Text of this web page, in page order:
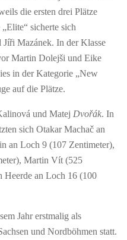
die ersten drei Plätze
sicherte sich
Mazánek. In der Klasse
Martin Dolejši und Eike
in der Kategorie „New
auf die Plätze.
und Matej Dvořák. In
sich Otakar Machač an
an Loch 9 (107 Zentimeter),
Martin Vít (525
Heerde an Loch 16 (100
Jahr erstmalig als
und Nordböhmen statt.